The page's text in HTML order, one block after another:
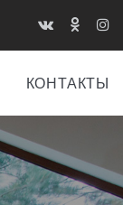
КОНТАКТЫ